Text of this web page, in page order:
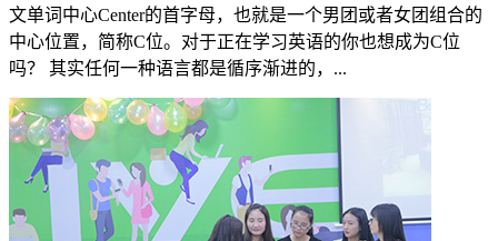
文单词中心Center的首字母，也就是一个男团或者女团组合的
中心位置，简称C位。对于正在学习英语的你也想成为C位
吗？ 其实任何一种语言都是循序渐进的，...